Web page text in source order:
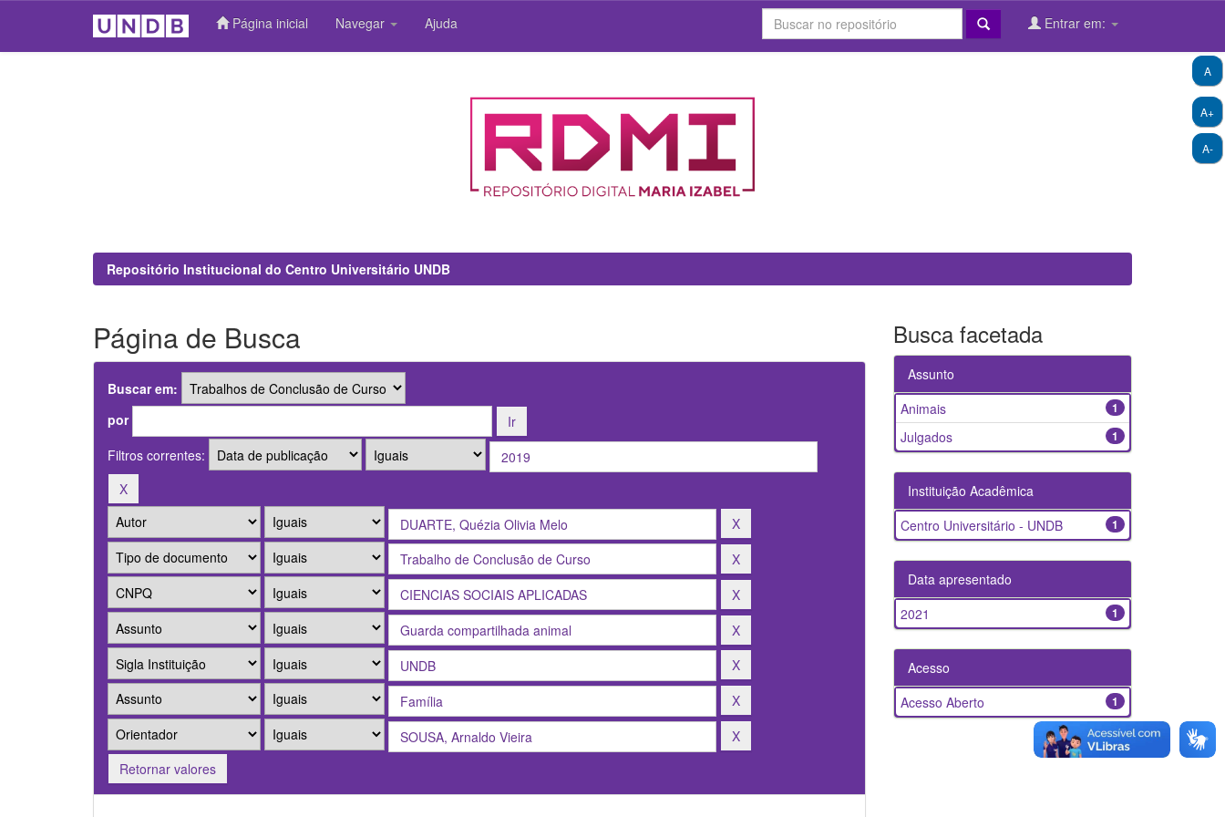
Página inicial Navegar Ajuda Entrar em:
A+
A-
A
Repositório Institucional do Centro Universitário UNDB
Página de Busca
Buscar em:
por
Filtros correntes:
Retornar valores
Busca facetada
Assunto
1
Animais
1
Julgados
Instituição Acadêmica
1
Centro Universitário - UNDB
Data apresentado
1
2021
Acesso
1
Acesso Aberto